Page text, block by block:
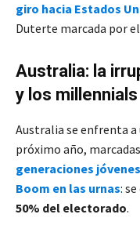
giro hacia Estados
Duterte marcada por el
Australia: la
y los millennials
Australia se enfrenta a
próximo año,
generaciones
Boom en las urnas:
50% del electorado.